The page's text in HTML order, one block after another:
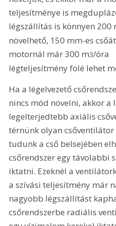
teljesítménye is
légszállítás is könnyen 200
növelhető, 150 mm-es
motornál már 300 m3/óra
légteljesítmény fölé lehet
Ha a légelvezető
nincs mód növelni, akkor a
legelterjedtebb axiális
térnünk olyan
tudunk a cső belsejében
csőrendszer egy távolabbi
iktatni. Ezeknél a
a szívási teljesítmény már
nagyobb légszállítást
csőrendszerbe radiális